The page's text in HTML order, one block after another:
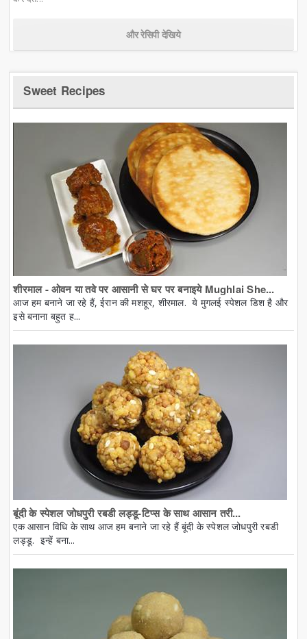
और रेसिपी देखिये
Sweet Recipes
शीरमाल - ओवन या तवे पर आसानी से घर पर बनाइये Mughlai She...
आज हम बनाने जा रहे हैं, ईरान की मशहूर, शीरमाल. ये मुगलई स्पेशल डिश है और
इसे बनाना बहुत ह...
बूंदी के स्पेशल जोधपुरी रबडी लड्डू-टिप्स के साथ आसान तरी...
एक आसान विधि के साथ आज हम बनाने जा रहे हैं बूंदी के स्पेशल जोधपुरी रबडी
लड्डू. इन्हें बना...